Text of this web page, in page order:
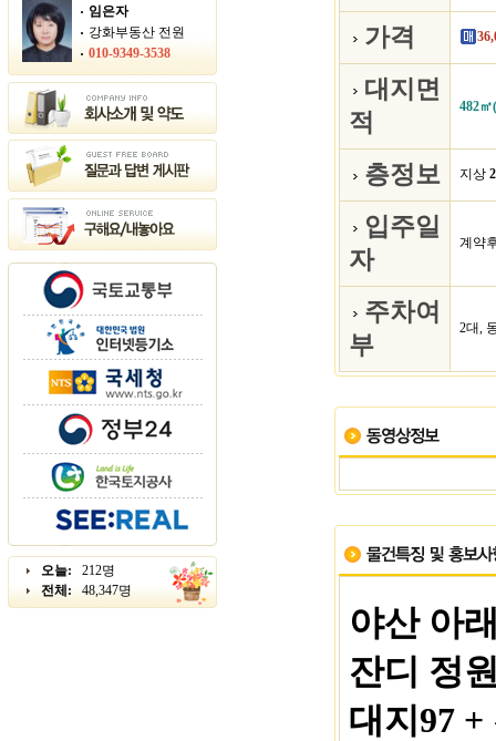
임은자
강화부동산 전원
010-9349-3538
오늘:
212명
전체:
48,347명
가격
대지면
적
482㎡
층정보 지상 2
입주일
자
계약
주차여
부
2대,
야산 아
잔디 정
대지97 +